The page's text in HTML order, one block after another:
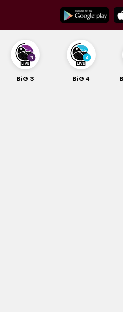
content
BiG 3 BiG 4